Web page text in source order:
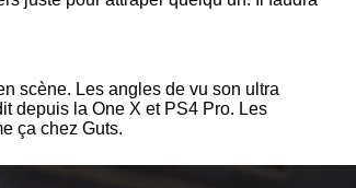
scène. Les angles de vu son ultra
depuis la One X et PS4 Pro. Les
ça chez Guts.